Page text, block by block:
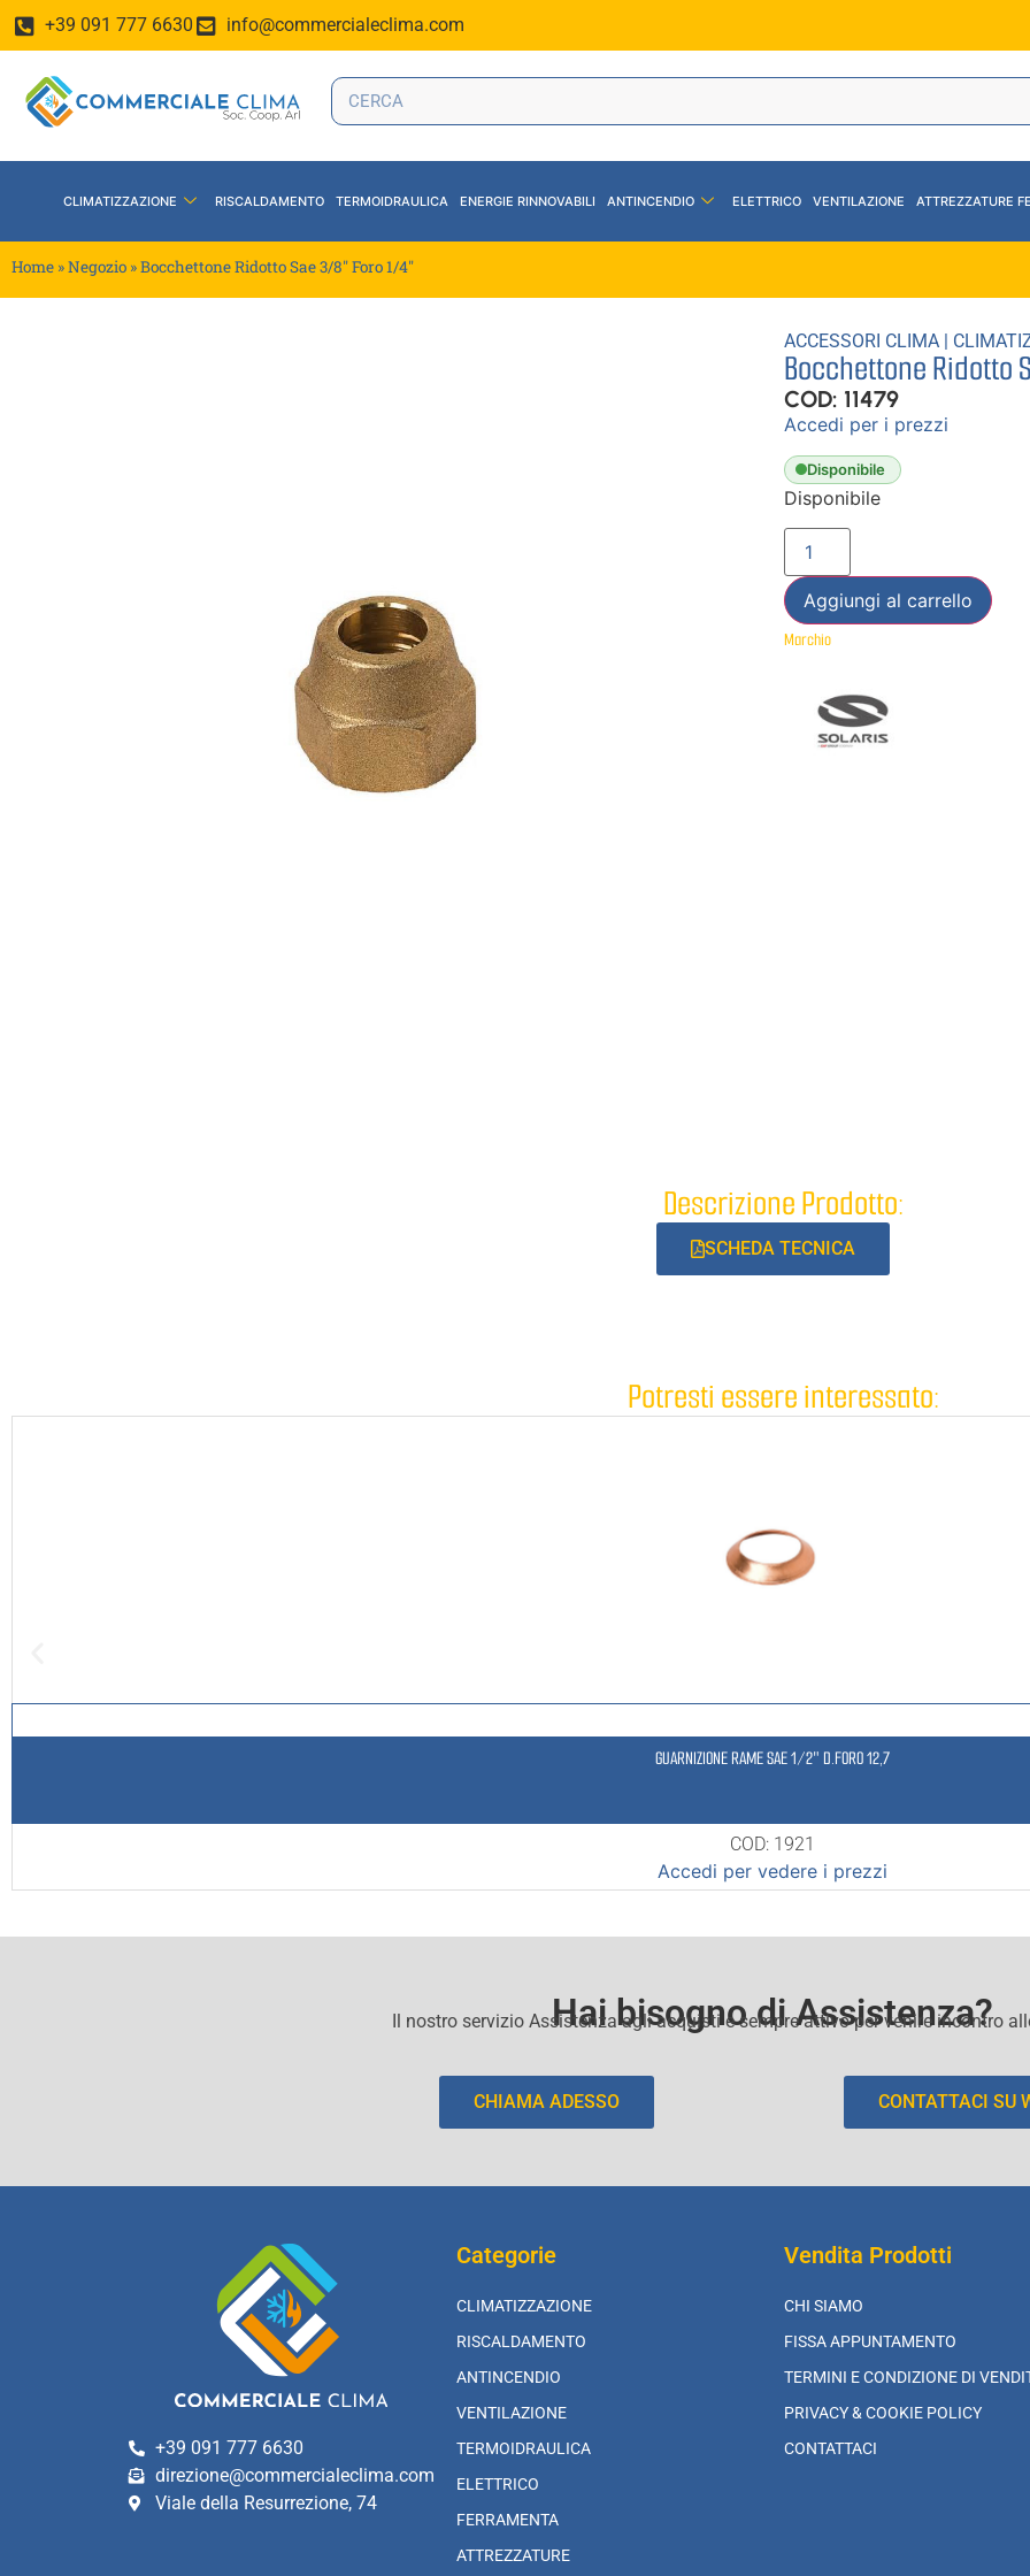
+39 091 777 6630 info@commercialeclima.com
CLIMATIZZAZIONE RISCALDAMENTO TERMOIDRAULICA ENERGIE RINNOVABILI ANTINCENDIO ELETTRICO VENTILAZIONE ATTREZZATURE
Home »Negozio »Bocchettone Ridotto Sae 3/8″ Foro 1/4″
ACCESSORI CLIMA |
Bocchettone Ridotto
COD: 11479
Accedi per i prezzi
Disponibile
Disponibile
Aggiungi al carrello
Marchio
Descrizione Prodotto:
SCHEDA TECNICA
Potresti essere interessato:
GUARNIZIONE RAME SAE 1/2″ D.FORO 12,7
COD: 1921
Accedi per vedere i prezzi
Hai bisogno di Assistenza?
Il nostro servizio Assistenza agli acquisti e sempre attivo per venire incontro
CHIAMA ADESSO CONTATTACI SU
+39 091 777 6630
direzione@commercialeclima.com
Viale della Resurrezione, 74
Categorie
CLIMATIZZAZIONE
RISCALDAMENTO
ANTINCENDIO
VENTILAZIONE
TERMOIDRAULICA
ELETTRICO
FERRAMENTA
ATTREZZATURE
Vendita Prodotti
CHI SIAMO
FISSA APPUNTAMENTO
TERMINI E CONDIZIONE DI
PRIVACY & COOKIE POLICY
CONTATTACI